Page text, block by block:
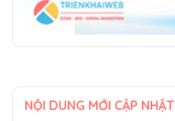
NỘI DUNG MỚI CẬP NHẬT